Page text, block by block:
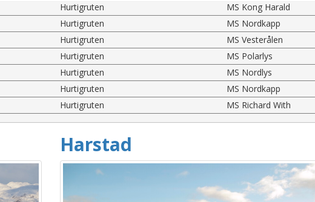
Hurtigruten
MS Kong Harald
Hurtigruten
MS Nordkapp
Hurtigruten
MS Vesterålen
Hurtigruten
MS Polarlys
Hurtigruten
MS Nordlys
Hurtigruten
MS Nordkapp
Hurtigruten MS Richard With
Harstad